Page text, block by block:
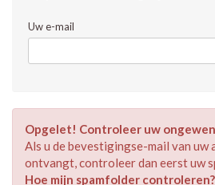
Uw e-mail
Opgelet! Controleer uw
Als u de bevestigingse-mail van uw
ontvangt, controleer dan eerst uw
Hoe mijn spamfolder controleren?